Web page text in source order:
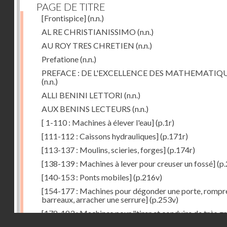
PAGE DE TITRE
[Frontispice](n.n.)
AL RE CHRISTIANISSIMO (n.n.)
AU ROY TRES CHRETIEN (n.n.)
Prefatione(n.n.)
PREFACE : DE L'EXCELLENCE DES
(n.n.)
ALLI BENINI LETTORI (n.n.)
AUX BENINS LECTEURS (n.n.)
[ 1-110 : Machines à élever l'eau](p.1r)
[111-112 : Caissons hydrauliques](p.171r)
[113-137 : Moulins, scieries, forges](p.174r)
[138-139 : Machines à lever pour creuser un fossé]
[140-153 : Ponts mobiles](p.216v)
[154-177 : Machines pour dégonder une porte,
barreaux, arracher une serrure](p.253v)
[178-183 : Machines pour "tirer et conduire de très